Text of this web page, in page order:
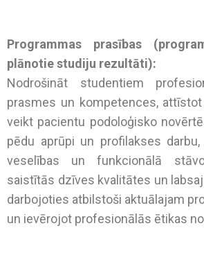
Programmas prasības
plānotie studiju rezultāti):
Nodrošināt studentiem
prasmes un kompetences,
veikt pacientu podoloģisko
pēdu aprūpi un profilakses
veselības un funkcionālā
saistītās dzīves kvalitātes un
darbojoties atbilstoši aktuālajam
un ievērojot profesionālās ētikas